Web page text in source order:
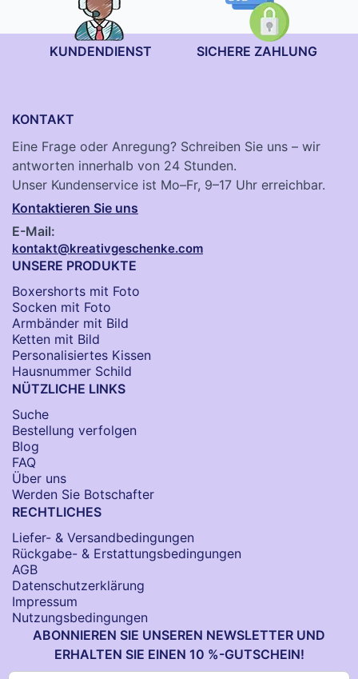
KUNDENDIENST SICHERE ZAHLUNG
KONTAKT
Eine Frage oder Anregung? Schreiben Sie uns – wir
antworten innerhalb von 24 Stunden.
Unser Kundenservice ist Mo–Fr, 9–17 Uhr erreichbar.
Kontaktieren Sie uns
E-Mail:
kontakt@kreativgeschenke.com
UNSERE PRODUKTE
Boxershorts mit Foto
Socken​ mit Foto
Armbänder mit Bild​
Ketten mit Bild
Personalisiertes Kissen
Hausnummer Schild
NÜTZLICHE LINKS
Suche
Bestellung verfolgen
Blog
FAQ
Über uns
Werden Sie Botschafter
RECHTLICHES
Liefer- & Versandbedingungen
Rückgabe- & Erstattungsbedingungen
AGB
Datenschutzerklärung
Impressum
Nutzungsbedingungen
ABONNIEREN SIE UNSEREN NEWSLETTER UND
ERHALTEN SIE EINEN 10 %-GUTSCHEIN!